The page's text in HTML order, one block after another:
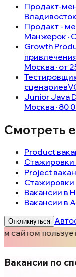
Продакт-
Продакт -
Манжерок ·
Growth
Москва · от
сценариев
Junior Java
Москва · 80
Смотреть
Product
Project
Вакансии в
Вакансии в
Откликнуться
сайтом
Вакансии по